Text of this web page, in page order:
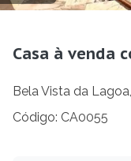
Casa à venda
Bela Vista da
Código: CA0055